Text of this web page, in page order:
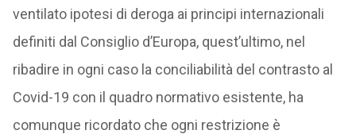
ventilato ipotesi di deroga ai principi internazionali
definiti dal Consiglio d’Europa, quest’ultimo, nel
ribadire in ogni caso la conciliabilità del contrasto al
Covid-19 con il quadro normativo esistente, ha
comunque ricordato che ogni restrizione è